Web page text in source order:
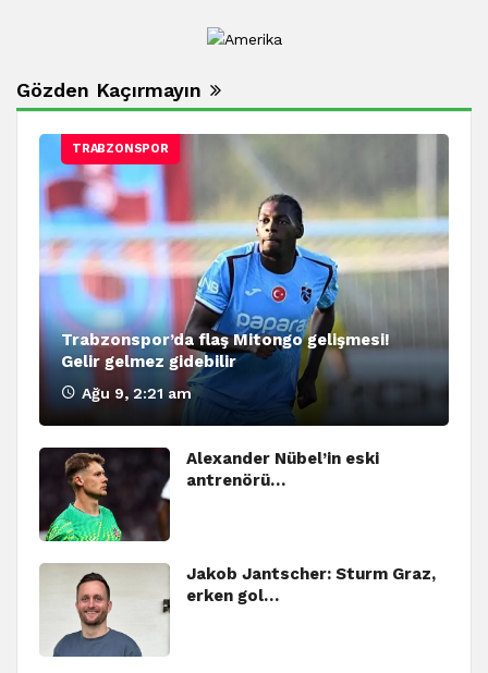
Gözden Kaçırmayın
TRABZONSPOR
Trabzonspor’da flaş Mitongo gelişmesi!
Gelir gelmez gidebilir
Ağu 9, 2:21 am
Alexander Nübel’in eski
antrenörü…
Jakob Jantscher: Sturm Graz,
erken gol…